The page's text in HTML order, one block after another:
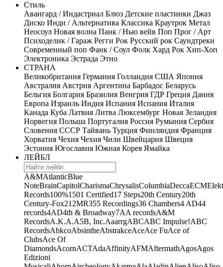
Стиль
Авангард / Индастриал Блюз Детские пластинки Джаз
Диско Инди / Альтернатива Классика Краутрок Метал
Неосоул Новая волна Панк / Нью вейв Поп Прог / Арт
Психоделик / Гараж Регги Рок Русский рок Саундтреки
Современный поп Фанк / Соул Фолк Хард Рок Хип-Хоп
Электроника Эстрада Этно
СТРАНА
Великобритания Германия Голландия США Япония
Австралия Австрия Аргентина Барбадос Беларусь
Бельгия Болгария Бразилия Венгрия ГДР Греция Дания
Европа Израиль Индия Испания Испания Италия
Канада Куба Латвия Литва Люксембург Новая Зеландия
Норвегия Польша Португалия Россия Румыния Сербия
Словения СССР Тайвань Турция Финляндия Франция
Хорватия Чехия Чехия Чили Швейцария Швеция
Эстония Югославия Южная Корея Ямайка
ЛЕЙБЛ
A&MAtlanticBlue
NoteBrainCapitolCharismaChrysalisColumbiaDeccaECM
Records100%1501 Certified17 Steps20th Century20th
Century-Fox21 2MR355 Recordings36 Chambers4 AD44
records4AD4th & Broadway7AA recordsA&M
RecordsA.K.A.A5B, Inc.AaarrgABCABC Impulse!ABC
RecordsAbkcoAbsintheAbstrakceAceAce FuAce of
ClubsAce Of
DiamondsAcornACTAdaAffinityAFMAftermathAgosAgos
Edizioni